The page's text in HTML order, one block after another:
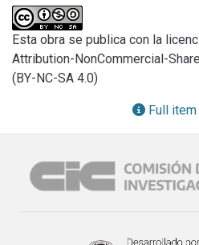
de los objetivos en esta línea de
Esta obra se publica con la
Attribution-NonCommercial-
(BY-NC-SA 4.0)
Full item